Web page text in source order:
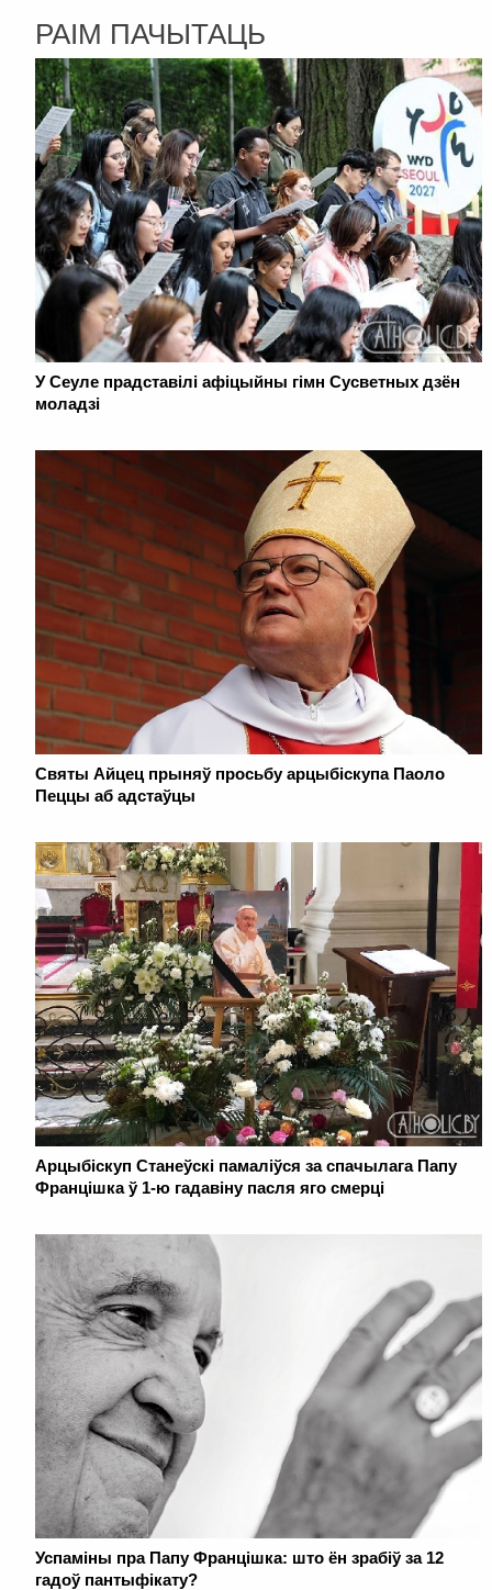
РАІМ ПАЧЫТАЦЬ
У Сеуле прадставілі афіцыйны гімн Сусветных дзён
моладзі
Святы Айцец прыняў просьбу арцыбіскупа Паоло
Пеццы аб адстаўцы
Арцыбіскуп Станеўскі памаліўся за спачылага Папу
Францішка ў 1-ю гадавіну пасля яго смерці
Успаміны пра Папу Францішка: што ён зрабіў за 12
гадоў пантыфікату?